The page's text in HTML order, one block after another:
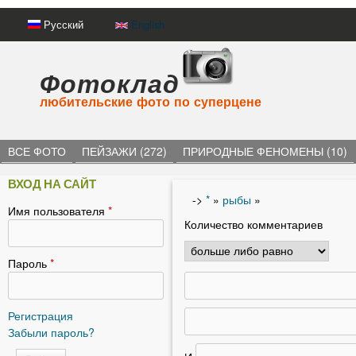
Русский English
Фотоклад
любительские фото по суперцене
ВСЕ ФОТО ПЕЙЗАЖИ (272) ПРИРОДНЫЕ ФЕНОМЕНЫ (10)
В
ы
з
е
с
-> *» рыбы»
Количество комментариев
ВХОД НА САЙТ
Имя пользователя *
Пароль *
Регистрация
Забыли пароль?